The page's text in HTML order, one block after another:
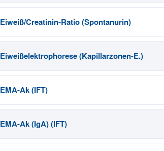
Eiweiß/Creatinin-Ratio (Spontanurin)
Eiweißelektrophorese (Kapillarzonen-E.)
EMA-Ak (IFT)
EMA-Ak (IgA) (IFT)